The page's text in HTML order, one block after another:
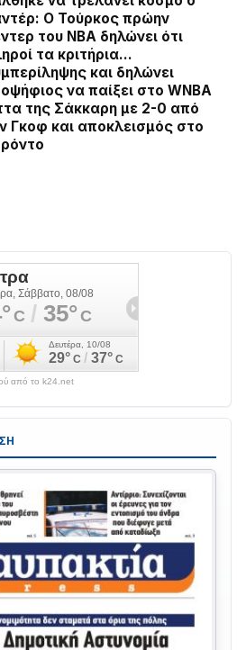
Ο Τούρκος πρώην
του NBA δηλώνει ότι
τα κριτήρια…
και δηλώνει
να παίξει στο WNBA
της Σάκκαρη με 2-0 από
Γκοφ και αποκλεισμός στο
από το k24.net